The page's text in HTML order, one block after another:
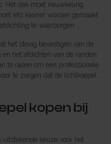
Het dak moet nauwkeurig
iets kleiner worden gemaakt
te waarborgen.
het stevig bevestigen van de
het afdichten van de randen
te raden om een professionele
te zorgen dat de lichtkoepel
kopen bij
uitstekende keuze voor het